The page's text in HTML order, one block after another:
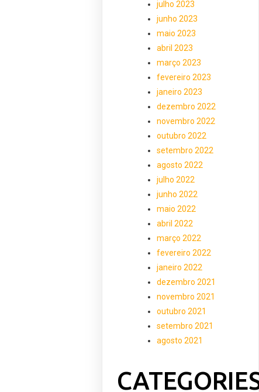
julho 2023
junho 2023
maio 2023
abril 2023
março 2023
fevereiro 2023
janeiro 2023
dezembro 2022
novembro 2022
outubro 2022
setembro 2022
agosto 2022
julho 2022
junho 2022
maio 2022
abril 2022
março 2022
fevereiro 2022
janeiro 2022
dezembro 2021
novembro 2021
outubro 2021
setembro 2021
agosto 2021